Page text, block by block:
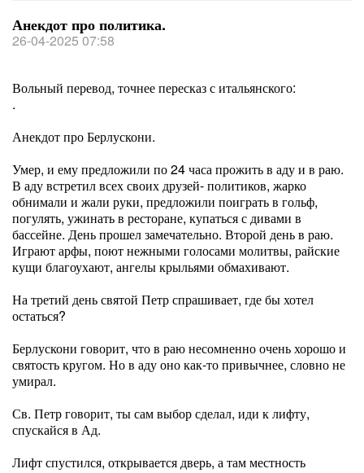
Анекдот про политика.
26-04-2025 07:58
Вольный перевод, точнее пересказ с итальянского:
.
Анекдот про Берлускони.
Умер, и ему предложили по 24 часа прожить в аду и в раю.
В аду встретил всех своих друзей- политиков, жарко
обнимали и жали руки, предложили поиграть в гольф,
погулять, ужинать в ресторане, купаться с дивами в
бассейне. День прошел замечательно. Второй день в раю.
Играют арфы, поют нежными голосами молитвы, райские
кущи благоухают, ангелы крыльями обмахивают.
На третий день святой Петр спрашивает, где бы хотел
остаться?
Берлускони говорит, что в раю несомненно очень хорошо и
святость кругом. Но в аду оно как-то привычнее, словно не
умирал.
Св. Петр говорит, ты сам выбор сделал, иди к лифту,
спускайся в Ад.
Лифт спустился, открывается дверь, а там местность